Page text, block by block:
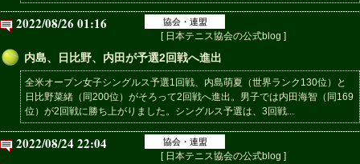
2022/08/26 01:16 協会・連盟
[ 日本テニス協会の公式blog ]
内島、日比野、内田が予選2回戦へ進出
全米オープン女子シングルス予選1回戦、内島萌夏（世界ランク130位）と
日比野菜緒（同200位）がそろって2回戦へ進出。男子では内田海智（同169
位）が2回戦に勝ち上がりました。シングルス予選は、3回戦...
2022/08/24 22:04 協会・連盟
[ 日本テニス協会の公式blog ]